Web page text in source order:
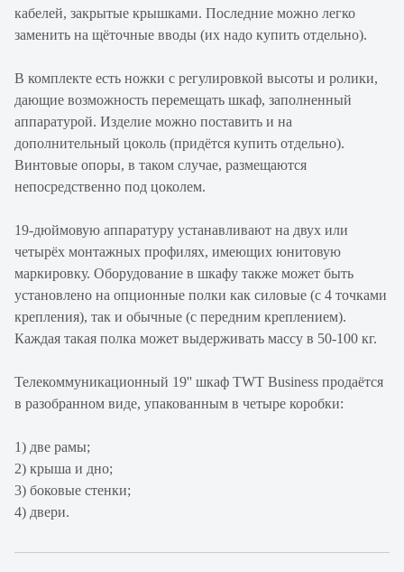
кабелей, закрытые крышками. Последние можно легко
заменить на щёточные вводы (их надо купить отдельно).
В комплекте есть ножки с регулировкой высоты и ролики,
дающие возможность перемещать шкаф, заполненный
аппаратурой. Изделие можно поставить и на
дополнительный цоколь (придётся купить отдельно).
Винтовые опоры, в таком случае, размещаются
непосредственно под цоколем.
19-дюймовую аппаратуру устанавливают на двух или
четырёх монтажных профилях, имеющих юнитовую
маркировку. Оборудование в шкафу также может быть
установлено на опционные полки как силовые (с 4 точками
крепления), так и обычные (с передним креплением).
Каждая такая полка может выдерживать массу в 50-100 кг.
Телекоммуникационный 19'' шкаф TWT Business продаётся
в разобранном виде, упакованным в четыре коробки:
1) две рамы;
2) крыша и дно;
3) боковые стенки;
4) двери.